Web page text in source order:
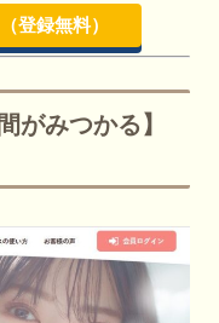
登録無料）
がみつかる】